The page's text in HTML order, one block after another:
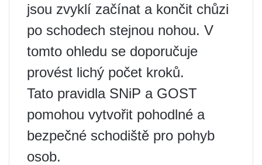
jsou zvyklí začínat a končit chůzi
po schodech stejnou nohou. V
tomto ohledu se doporučuje
provést lichý počet kroků.
Tato pravidla SNiP a GOST
pomohou vytvořit pohodlné a
bezpečné schodiště pro pohyb
osob.